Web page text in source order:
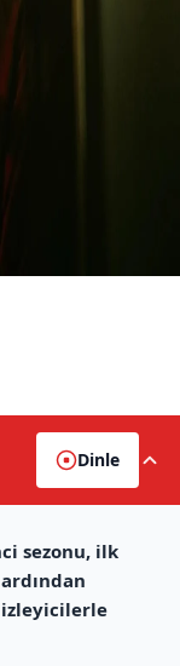
Dinle
sezonu, ilk